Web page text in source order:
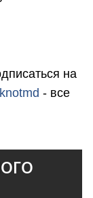
на
- все